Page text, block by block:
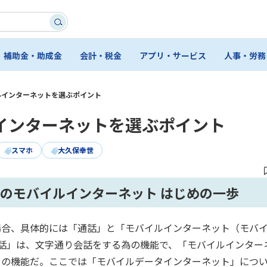
補助金・助成金 会計・税金 アプリ・サービス 人事・労務
ンターネットを選ぶポイント
ターネットを選ぶポイント
スマホ 大久保幸世
モバイルインターネット はじめの一歩
、具体的には「通話」と「モバイルインターネット（モバ
は、文字通り会話をする為の機能で、「モバイルインター
機能だ。ここでは「モバイルデータインターネット」につ